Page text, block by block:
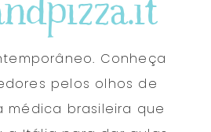
Conheça
pelos olhos de
médica brasileira que